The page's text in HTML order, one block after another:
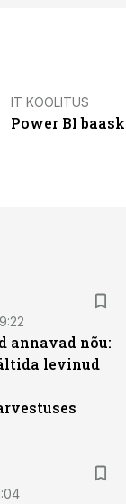
IT KOOLITUS
Power BI
annavad nõu:
levinud